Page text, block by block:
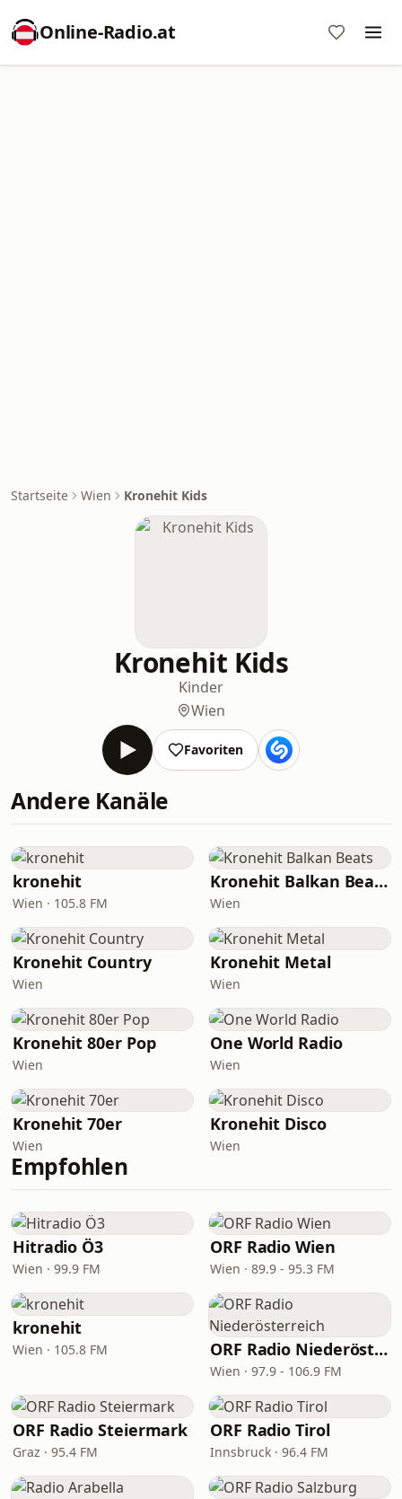
Online‑Radio.at
Startseite Wien Kronehit Kids
Kronehit Kids
Kinder
Wien
Favoriten
Andere Kanäle
kronehit
Wien · 105.8 FM
Kronehit Balkan Beats
Wien
Kronehit Country
Wien
Kronehit Metal
Wien
Kronehit 80er Pop
Wien
One World Radio
Wien
Kronehit 70er
Wien
Kronehit Disco
Wien
Empfohlen
Hitradio Ö3
Wien · 99.9 FM
ORF Radio Wien
Wien · 89.9 - 95.3 FM
kronehit
Wien · 105.8 FM ORF Radio Niederösterreich
Wien · 97.9 - 106.9 FM
ORF Radio Steiermark
Graz · 95.4 FM
ORF Radio Tirol
Innsbruck · 96.4 FM